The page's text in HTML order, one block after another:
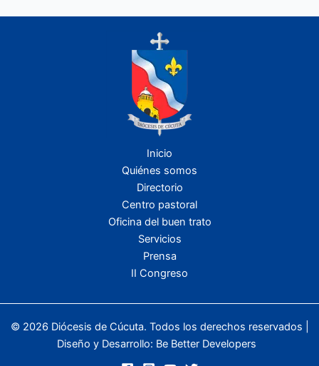
Inicio
Quiénes somos
Directorio
Centro pastoral
Oficina del buen trato
Servicios
Prensa
II Congreso
© 2026 Diócesis de Cúcuta. Todos los derechos reservados |
Diseño y Desarrollo: Be Better Developers